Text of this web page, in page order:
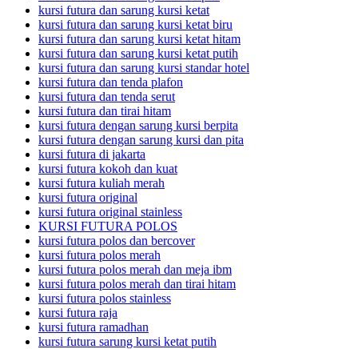
kursi futura dan sarung kursi ketat
kursi futura dan sarung kursi ketat biru
kursi futura dan sarung kursi ketat hitam
kursi futura dan sarung kursi ketat putih
kursi futura dan sarung kursi standar hotel
kursi futura dan tenda plafon
kursi futura dan tenda serut
kursi futura dan tirai hitam
kursi futura dengan sarung kursi berpita
kursi futura dengan sarung kursi dan pita
kursi futura di jakarta
kursi futura kokoh dan kuat
kursi futura kuliah merah
kursi futura original
kursi futura original stainless
KURSI FUTURA POLOS
kursi futura polos dan bercover
kursi futura polos merah
kursi futura polos merah dan meja ibm
kursi futura polos merah dan tirai hitam
kursi futura polos stainless
kursi futura raja
kursi futura ramadhan
kursi futura sarung kursi ketat putih